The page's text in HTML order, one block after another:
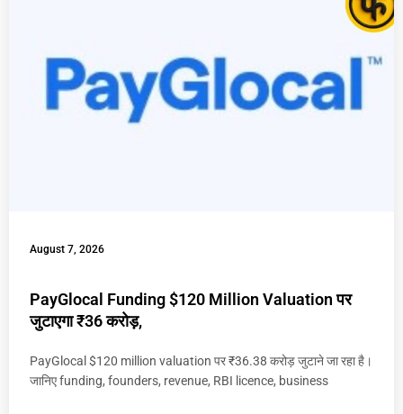
August 7, 2026
PayGlocal Funding $120 Million Valuation पर
जुटाएगा ₹36 करोड़,
PayGlocal $120 million valuation पर ₹36.38 करोड़ जुटाने जा रहा है।
जानिए funding, founders, revenue, RBI licence, business